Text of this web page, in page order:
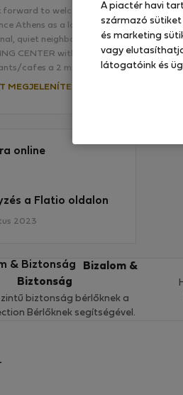
forward to welcoming you !
Athens as a local in our
quiet neighborhood.
CENTER with
cafes a 2 minute walk…
MEGJELENÍTENI
online
a Flatio oldalon
2023
Bizalom &
Biztonság
biztonság bérlőknek a
Bérlőknek segítségével.
A piactér havi
származó sütiket
és marketing
vagy
látogatóink és